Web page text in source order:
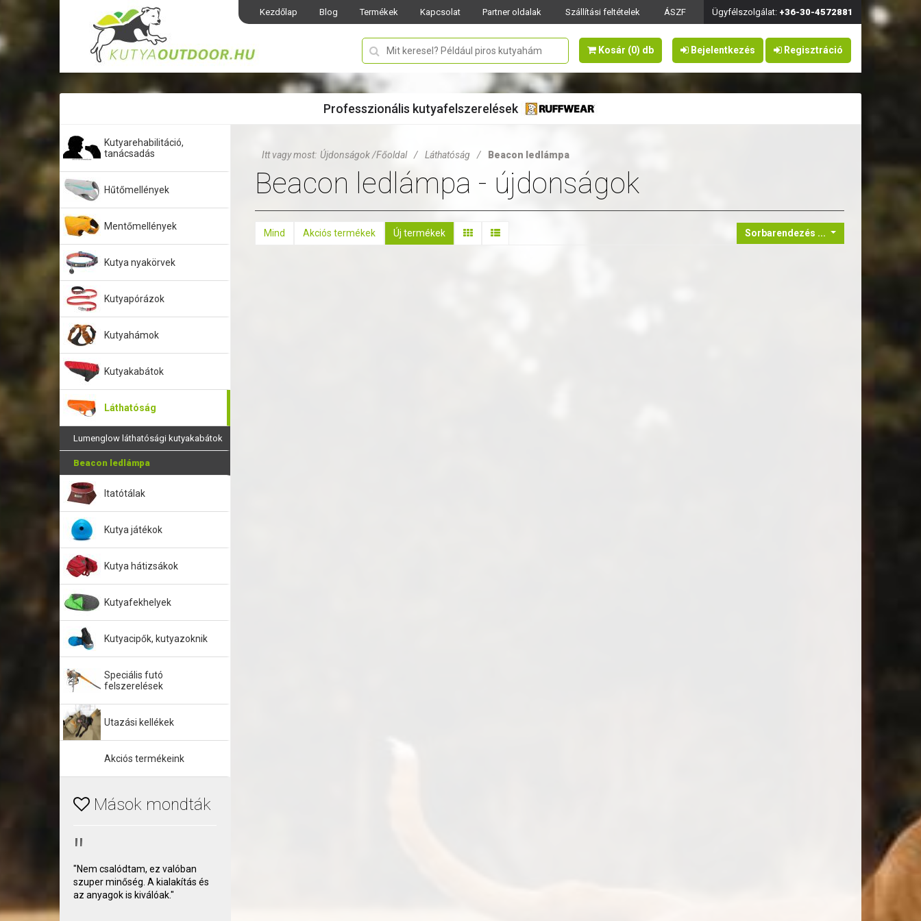
Kezdőlap Blog Termékek Kapcsolat Partner oldalak Szállítási feltételek ÁSZF Ügyfélszolgálat: +36-30-4572881
Bejelentkezés Regisztráció
Kosár (0) db
Professzionális kutyafelszerelések
Kutyarehabilitáció,
tanácsadás
Hűtőmellények
Mentőmellények
Kutya nyakörvek
Kutyapórázok
Kutyahámok
Kutyakabátok
Láthatóság
Lumenglow láthatósági kutyakabátok
Beacon ledlámpa
Itatótálak
Kutya játékok
Kutya hátizsákok
Kutyafekhelyek
Kutyacipők, kutyazoknik
Speciális futó
felszerelések
Utazási kellékek
Akciós termékeink
Mások mondták
"
"Nem csalódtam, ez valóban
szuper minőség. A kialakítás és
az anyagok is kiválóak."
Itt vagy most: Újdonságok /Főoldal / Láthatóság / Beacon ledlámpa
Beacon ledlámpa - újdonságok
Mind Akciós termékek Új termékek Sorbarendezés ...